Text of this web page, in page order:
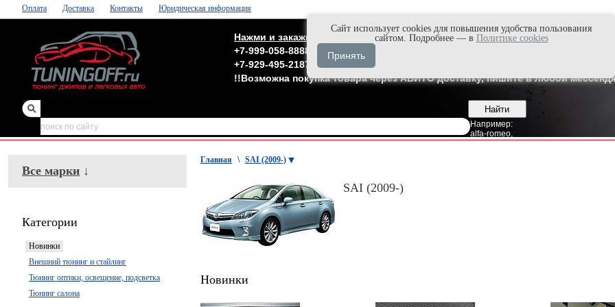
Оплата Доставка Контакты Юридическая информация
Нажми и закажи быстро в Max'е
+7-999-058-8888
Владивосток
+7-929-495-2187
Москва
!!Возможна покупка товара через АВИТО доставку, пишите в любой
Например:
alfa-romeo,
зеркала,обвесы
Все марки ↓
Категории
Новинки
Внешний тюнинг и стайлинг
Тюнинг оптики, освещение, подсветка
Тюнинг салона
Главная \ SAI (2009-)
SAI (2009-)
Новинки
Cайт использует cookies для повышения удобства пользования
сайтом. Подробнее — в Политике cookies
Принять